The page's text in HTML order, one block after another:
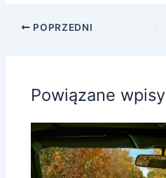
POPRZEDNI
Powiązane wpisy